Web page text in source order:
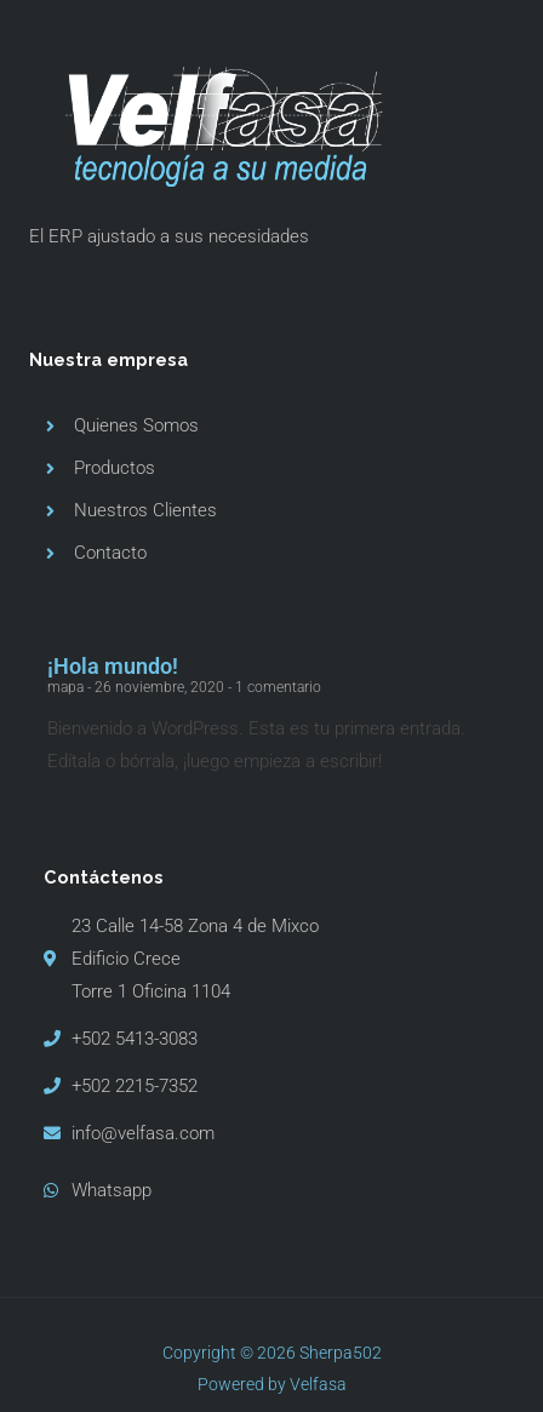
El ERP ajustado a sus necesidades
Nuestra empresa
Quienes Somos
Productos
Nuestros Clientes
Contacto
¡Hola mundo!
mapa 26 noviembre, 2020 1 comentario
Bienvenido a WordPress. Esta es tu primera entrada.
Edítala o bórrala, ¡luego empieza a escribir!
Contáctenos
23 Calle 14-58 Zona 4 de Mixco
Edificio Crece
Torre 1 Oficina 1104
+502 5413-3083
+502 2215-7352
info@velfasa.com
Whatsapp
Copyright © 2026 Sherpa502
Powered by Velfasa